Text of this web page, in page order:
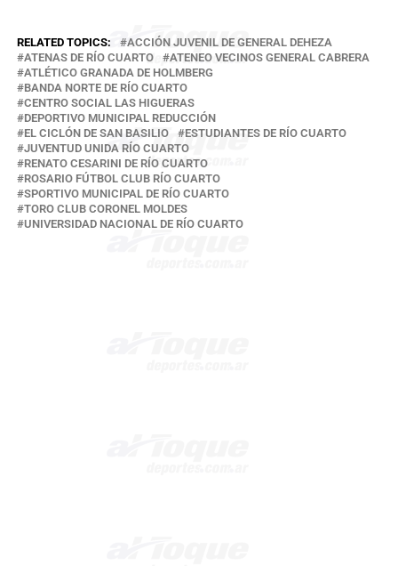
RELATED TOPICS:
ACCIÓN JUVENIL DE GENERAL DEHEZA
ATENAS DE RÍO CUARTO
ATENEO VECINOS GENERAL CABRERA
ATLÉTICO GRANADA DE HOLMBERG
BANDA NORTE DE RÍO CUARTO
CENTRO SOCIAL LAS HIGUERAS
DEPORTIVO MUNICIPAL REDUCCIÓN
EL CICLÓN DE SAN BASILIO
ESTUDIANTES DE RÍO CUARTO
JUVENTUD UNIDA RÍO CUARTO
RENATO CESARINI DE RÍO CUARTO
ROSARIO FÚTBOL CLUB RÍO CUARTO
SPORTIVO MUNICIPAL DE RÍO CUARTO
TORO CLUB CORONEL MOLDES
UNIVERSIDAD NACIONAL DE RÍO CUARTO